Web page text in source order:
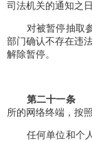
司法机关的通知之
对被暂停抽取参
部门确认不存在违
解除暂停。
第二十一条
所的网络终端，按
任何单位和个人